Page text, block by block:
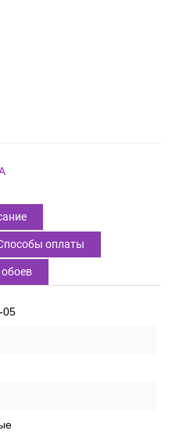
оплаты
05